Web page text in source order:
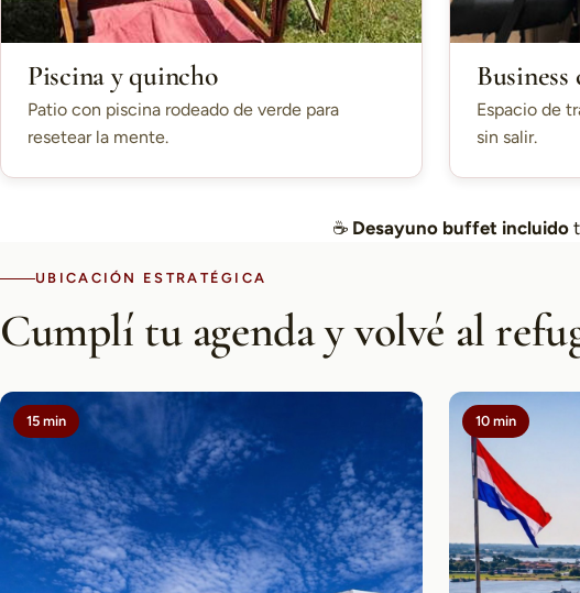
Piscina y quincho
Patio con piscina rodeado de verde para
resetear la mente.
Business
Espacio de
sin salir.
☕ Desayuno buffet incluido
UBICACIÓN ESTRATÉGICA
Cumplí tu agenda y volvé al
15 min 10 min